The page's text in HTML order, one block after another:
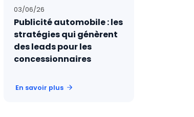
03/06/26
Publicité automobile : les
stratégies qui génèrent
des leads pour les
concessionnaires
En savoir plus